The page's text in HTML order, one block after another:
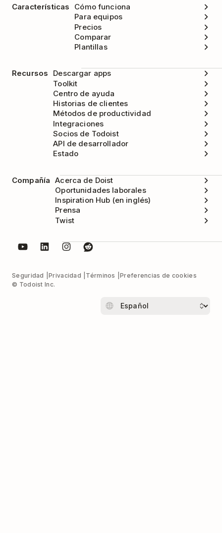
Características
Cómo funciona
Para equipos
Precios
Comparar
Plantillas
Recursos
Descargar apps
Toolkit
Centro de ayuda
Historias de clientes
Métodos de productividad
Integraciones
Socios de Todoist
API de desarrollador
Estado
Compañía Acerca de Doist
Oportunidades laborales
Inspiration Hub (en inglés)
Prensa
Twist
Seguridad Privacidad Términos
Preferencias de cookies
© Todoist Inc.